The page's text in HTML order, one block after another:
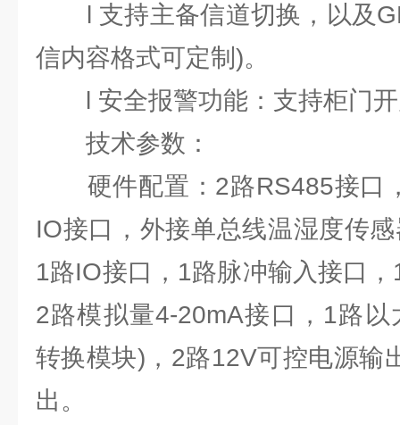
l 支持主备信道切换，以及
信内容格式可定制)。
l 安全报警功能：支持柜门开
技术参数：
硬件配置：2路RS485接口
IO接口，外接单总线温湿度传
1路IO接口，1路脉冲输入接口
2路模拟量4-20mA接口，1路
转换模块)，2路12V可控电源输
出。